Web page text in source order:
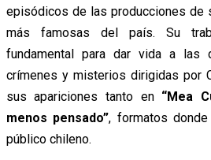
episódicos de las producciones de
más famosas del país. Su
fundamental para dar vida a las
crímenes y misterios dirigidas por
sus apariciones tanto en “Mea
menos pensado”, formatos
público chileno.